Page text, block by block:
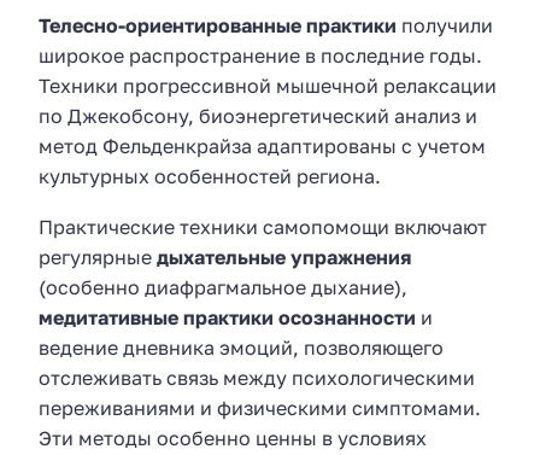
Телесно-ориентированные практики получили
широкое распространение в последние годы.
Техники прогрессивной мышечной релаксации
по Джекобсону, биоэнергетический анализ и
метод Фельденкрайза адаптированы с учетом
культурных особенностей региона.
Практические техники самопомощи включают
регулярные дыхательные упражнения
(особенно диафрагмальное дыхание),
медитативные практики осознанности и
ведение дневника эмоций, позволяющего
отслеживать связь между психологическими
переживаниями и физическими симптомами.
Эти методы особенно ценны в условиях